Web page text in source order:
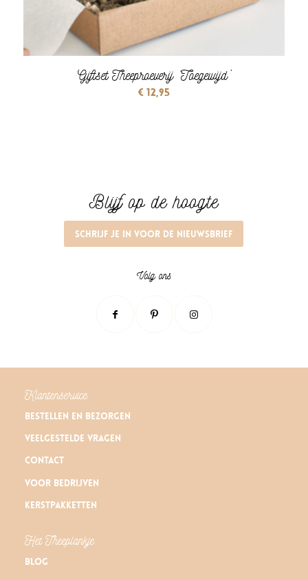
Giftset Theeproeverij ‘Toegewijd’
€12,95
Blijf op de hoogte
Schrijf je in voor de nieuwsbrief
Volg ons
Klantenservice
Bestellen en bezorgen
Veelgestelde vragen
Contact
Voor bedrijven
Kerstpakketten
Het Theeplankje
Blog